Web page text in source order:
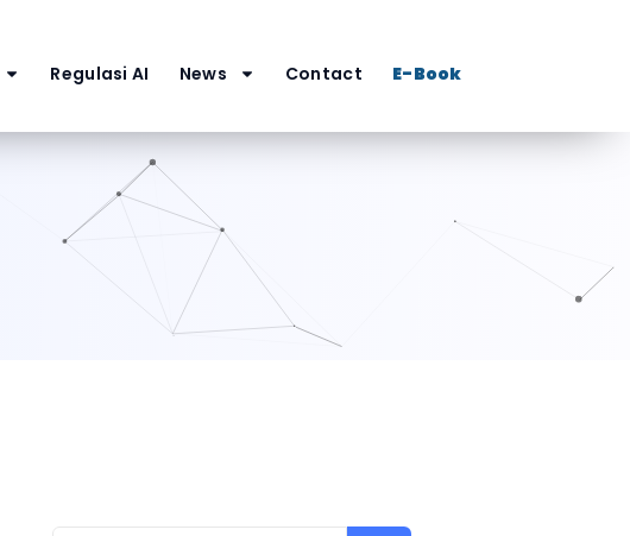
Regulasi AI News Contact E-Book